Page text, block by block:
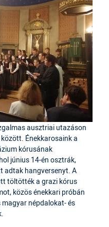
ausztriai utazáson
Énekkarosaink a
kórusának
június 14-én osztrák,
adtak hangversenyt. A
töltötték a grazi kórus
közös énekkari próbán
népdalokat- és